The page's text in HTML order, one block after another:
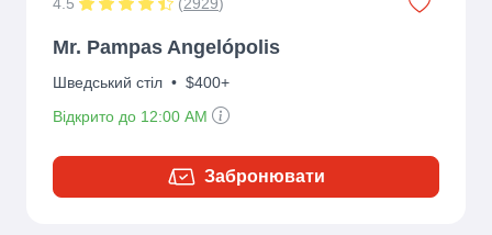
Mr. Pampas Angelópolis
Шведський стіл • $400+
Відкрито до 12:00 AM
Забронювати